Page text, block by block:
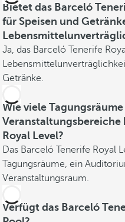
Bietet das Barceló
für Speisen und
Ja, das Barceló Tenerife
Getränke.
Wie viele
Veranstaltungsbereiche
Royal Level?
Das Barceló Tenerife Royal
Tagungsräume, ein
Veranstaltungsraum.
Verfügt das Barceló